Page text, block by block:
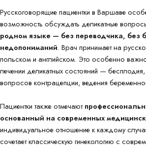
Русскоговорящие пациентки в Варшаве
возможность обсуждать деликатные
родном языке — без переводчика, без
недопониманий. Врач принимает на
польском и английском. Это особенно
лечении деликатных состояний —
вопросов контрацепции, ведения
Пациентки также отмечают
основанный на современных
индивидуальное отношение к каждому
сочетает классическую гинекологию с